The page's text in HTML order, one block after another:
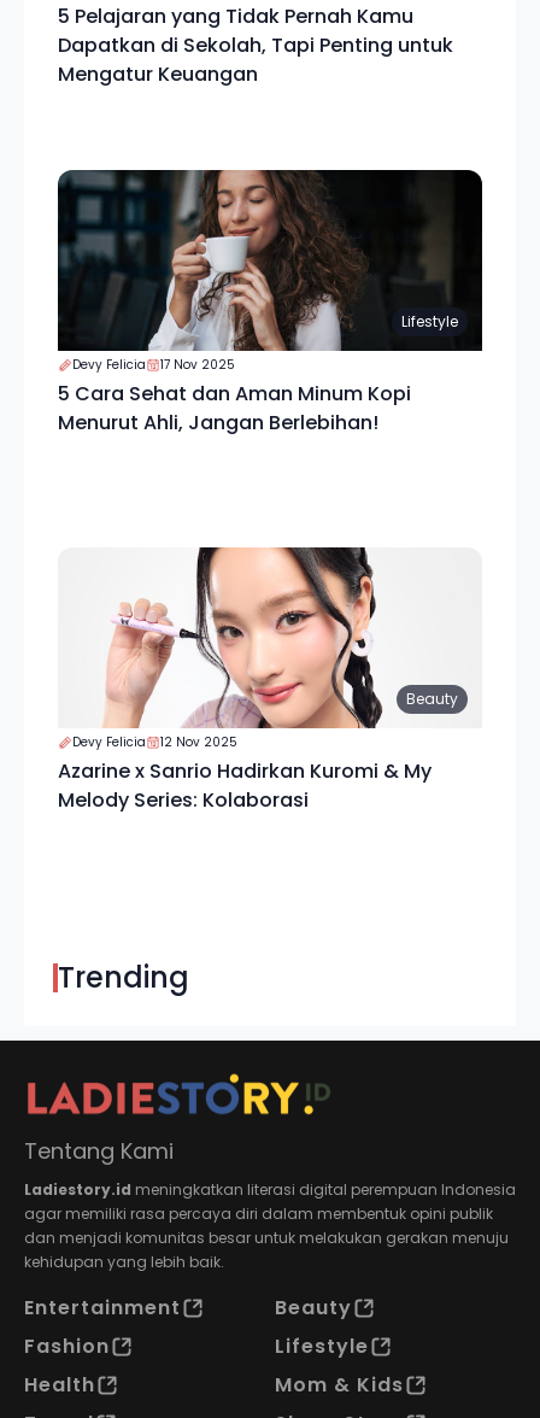
5 Pelajaran yang Tidak Pernah Kamu
Dapatkan di Sekolah, Tapi Penting untuk
Mengatur Keuangan
Lifestyle
Devy Felicia 17 Nov 2025
5 Cara Sehat dan Aman Minum Kopi
Menurut Ahli, Jangan Berlebihan!
Beauty
Devy Felicia 12 Nov 2025
Azarine x Sanrio Hadirkan Kuromi & My
Melody Series: Kolaborasi
Trending
Tentang Kami
Ladiestory.id meningkatkan literasi digital perempuan Indonesia
agar memiliki rasa percaya diri dalam membentuk opini publik
dan menjadi komunitas besar untuk melakukan gerakan menuju
kehidupan yang lebih baik.
Entertainment
Beauty
Fashion
Lifestyle
Health
Mom & Kids